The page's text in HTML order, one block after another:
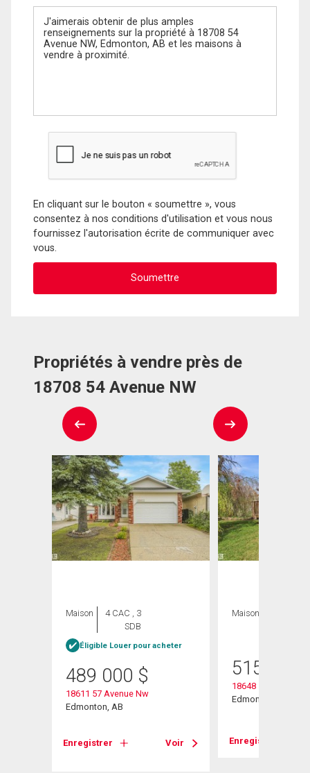
Message
En cliquant sur le bouton « soumettre », vous
consentez à nos conditions d'utilisation et vous nous
fournissez l'autorisation écrite de communiquer avec
vous.
Propriétés à vendre près de
18708 54 Avenue NW
Maison
4 CAC , 3
SDB
Éligible Louer pour acheter
489 000 $
18611 57 Avenue Nw
Edmonton, AB
Enregistrer Voir
Maison
515 000
18648 57 Avenue
Edmonton, AB
Enregistrer